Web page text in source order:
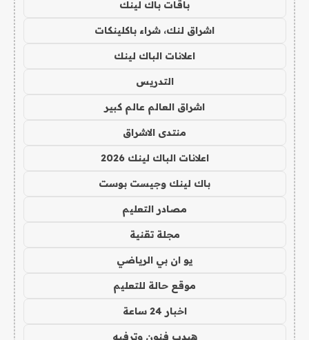
باقات باك لينك
اشراق لنك، شراء باكلينكات
اعلانات الباك لينك
التدريس
اشراق العالم عالم كبير
منتدى الاشراق
اعلانات الباك لينك 2026
باك لينك وجيست بوست
مصادر التعليم
مجلة تقنية
يو ان بي الرياضي
موقع حالة للتعليم
اخبار 24 ساعة
هيدب فنون وترفيه